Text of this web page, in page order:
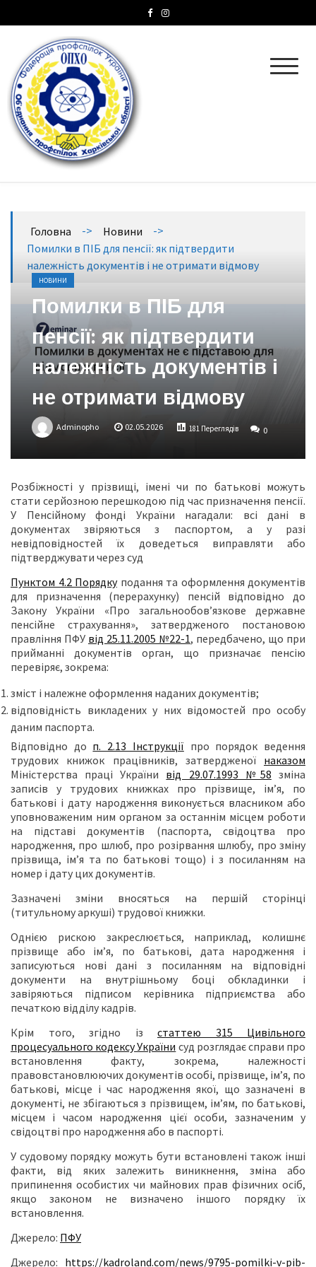
Головна -> Новини
->
Помилки в ПІБ для пенсії: як підтвердити
належність документів і не отримати відмову
НОВИНИ
Помилки в ПІБ для
пенсії: як підтвердити
належність документів і
не отримати відмову
Adminopho 02.05.2026 181 Переглядів 0
Розбіжності у прізвищі, імені чи по батькові можуть
стати серйозною перешкодою під час призначення пенсії.
У Пенсійному фонді України нагадали: всі дані в
документах звіряються з паспортом, а у разі
невідповідностей їх доведеться виправляти або
підтверджувати через суд
Пунктом 4.2 Порядкуподання та оформлення документів
для призначення (перерахунку) пенсій відповідно до
Закону України «Про загальнообов’язкове державне
пенсійне страхування», затвердженого постановою
правління ПФУ від 25.11.2005 №22-1, передбачено, що при
прийманні документів орган, що призначає пенсію
перевіряє, зокрема:
зміст і належне оформлення наданих документів;
відповідність викладених у них відомостей про особу
даним паспорта.
Відповідно до п. 2.13 Інструкції про порядок ведення
трудових книжок працівників, затвердженої наказом
Міністерства праці України від 29.07.1993 №58 зміна
записів у трудових книжках про прізвище, ім’я, по
батькові і дату народження виконується власником або
уповноваженим ним органом за останнім місцем роботи
на підставі документів (паспорта, свідоцтва про
народження, про шлюб, про розірвання шлюбу, про зміну
прізвища, ім’я та по батькові тощо) і з посиланням на
номер і дату цих документів.
Зазначені зміни вносяться на першій сторінці
(титульному аркуші) трудової книжки.
Однією рискою закреслюється, наприклад, колишнє
прізвище або ім’я, по батькові, дата народження і
записуються нові дані з посиланням на відповідні
документи на внутрішньому боці обкладинки і
завіряються підписом керівника підприємства або
печаткою відділу кадрів.
Крім того, згідно із статтею 315 Цивільного
процесуального кодексу України суд розглядає справи про
встановлення факту, зокрема, належності
правовстановлюючих документів особі, прізвище, ім’я, по
батькові, місце і час народження якої, що зазначені в
документі, не збігаються з прізвищем, ім’ям, по батькові,
місцем і часом народження цієї особи, зазначеним у
свідоцтві про народження або в паспорті.
У судовому порядку можуть бути встановлені також інші
факти, від яких залежить виникнення, зміна або
припинення особистих чи майнових прав фізичних осіб,
якщо законом не визначено іншого порядку їх
встановлення.
Джерело: ПФУ
Джерело: https://kadroland.com/news/9795-pomilki-v-pib-